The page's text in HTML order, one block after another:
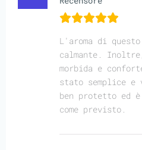
L'aroma di
calmante.
morbida e
stato semplice e
ben protetto ed
come previsto.